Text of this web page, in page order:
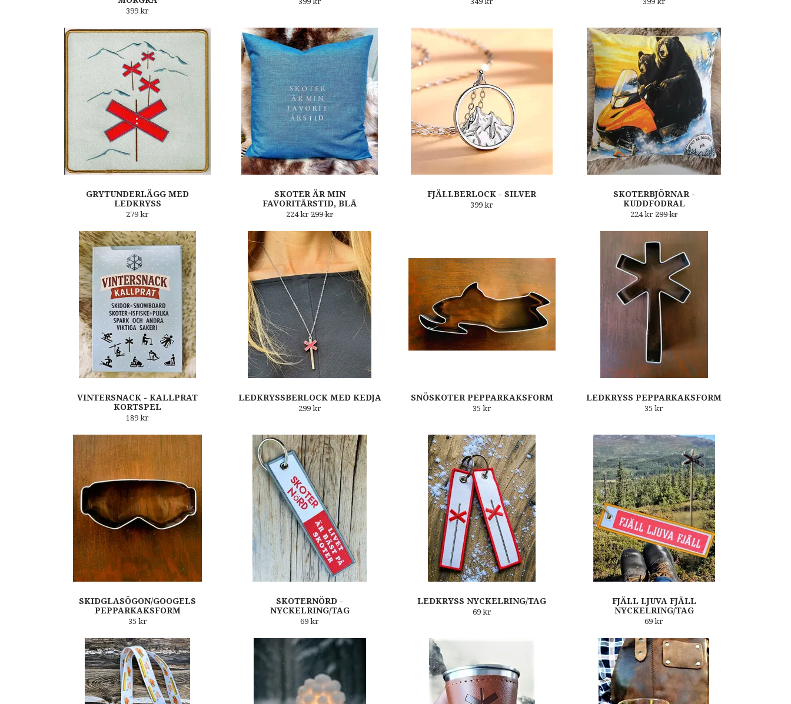
399 kr
GRYTUNDERLÄGG MED
LEDKRYSS
279 kr
SKOTER ÄR MIN
FAVORITÅRSTID, BLÅ
224 kr299 kr
FJÄLLBERLOCK - SILVER
399 kr
SKOTERBJÖRNAR -
KUDDFODRAL
224 kr299 kr
VINTERSNACK - KALLPRAT
KORTSPEL
189 kr
LEDKRYSSBERLOCK MED KEDJA
299 kr
SNÖSKOTER PEPPARKAKSFORM
35 kr
LEDKRYSS PEPPARKAKSFORM
35 kr
SKIDGLASÖGON/GOOGELS
PEPPARKAKSFORM
35 kr
SKOTERNÖRD -
NYCKELRING/TAG
69 kr
LEDKRYSS NYCKELRING/TAG
69 kr
FJÄLL LJUVA FJÄLL
NYCKELRING/TAG
69 kr